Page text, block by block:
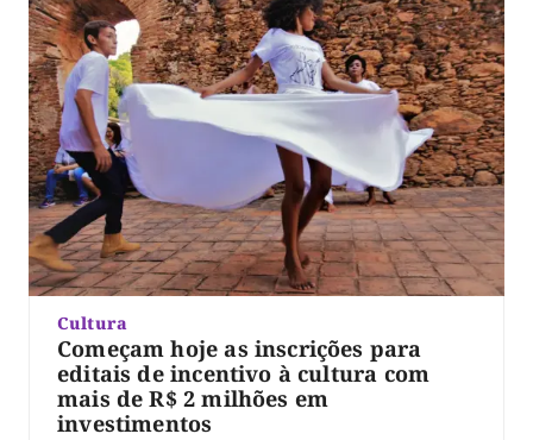
Cultura
Começam hoje as inscrições para
editais de incentivo à cultura com
mais de R$ 2 milhões em
investimentos